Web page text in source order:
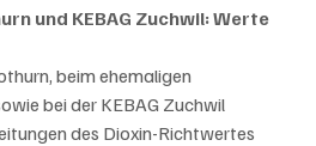
und KEBAG Zuchwil: Werte
beim ehemaligen
bei der KEBAG Zuchwil
des Dioxin-Richtwertes